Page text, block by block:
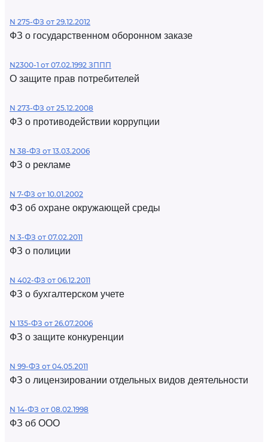
N 275-ФЗ от 29.12.2012
ФЗ о государственном оборонном заказе
N2300-1 от 07.02.1992 ЗППП
О защите прав потребителей
N 273-ФЗ от 25.12.2008
ФЗ о противодействии коррупции
N 38-ФЗ от 13.03.2006
ФЗ о рекламе
N 7-ФЗ от 10.01.2002
ФЗ об охране окружающей среды
N 3-ФЗ от 07.02.2011
ФЗ о полиции
N 402-ФЗ от 06.12.2011
ФЗ о бухгалтерском учете
N 135-ФЗ от 26.07.2006
ФЗ о защите конкуренции
N 99-ФЗ от 04.05.2011
ФЗ о лицензировании отдельных видов деятельности
N 14-ФЗ от 08.02.1998
ФЗ об ООО